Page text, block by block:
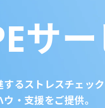
サ
るストレスチェッ
・支援をご提供。